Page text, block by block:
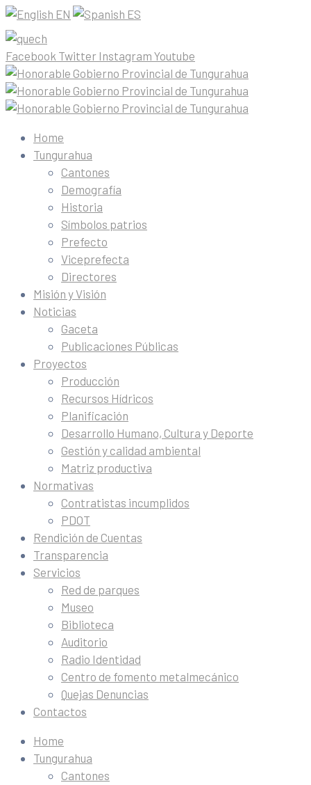
EN ES
Facebook Twitter Instagram Youtube
Home
Tungurahua
Cantones
Demografía
Historia
Símbolos patrios
Prefecto
Viceprefecta
Directores
Misión y Visión
Noticias
Gaceta
Publicaciones Públicas
Proyectos
Producción
Recursos Hídricos
Planificación
Desarrollo Humano, Cultura y Deporte
Gestión y calidad ambiental
Matriz productiva
Normativas
Contratistas incumplidos
PDOT
Rendición de Cuentas
Transparencia
Servicios
Red de parques
Museo
Biblioteca
Auditorio
Radio Identidad
Centro de fomento metalmecánico
Quejas Denuncias
Contactos
Home
Tungurahua
Cantones